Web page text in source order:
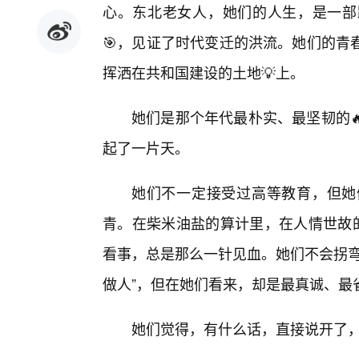
心。东北老女人，她们的人生，是一
🎯，见证了时代变迁的洪流。她们的
挥洒在共和国建设的土地💡上。
她们是那个年代最朴实、最坚韧的
起了一片天。
她们不一定接受过高等教育，但
青。在柴米油盐的算计里，在人情世
看事，总是那么一针见血。她们不会拐
做人”，但在她们看来，却是最真诚、
她们觉得，有什么话，直接说开了